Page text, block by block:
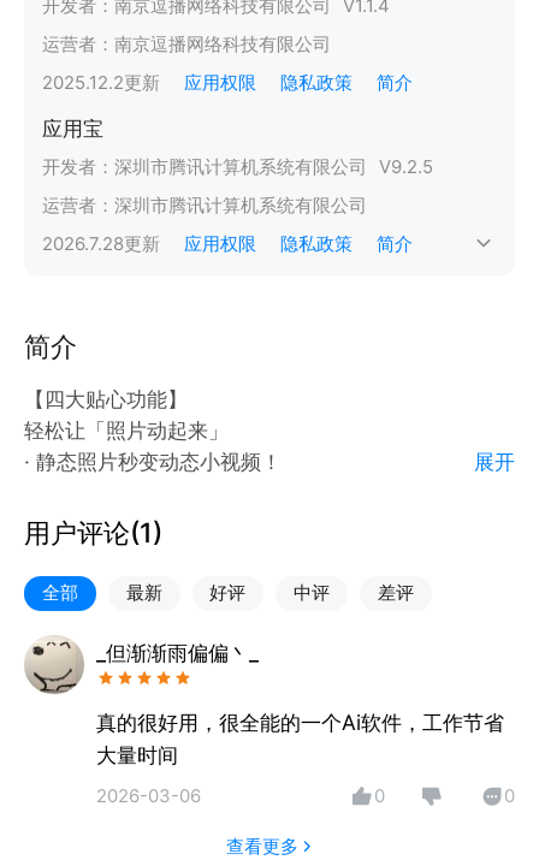
开发者： 南京逗播网络科技有限公司 V1.1.4
运营者： 南京逗播网络科技有限公司
2025.12.2更新 应用权限 隐私政策 简介
应用宝
开发者： 深圳市腾讯计算机系统有限公司 V9.2.5
运营者： 深圳市腾讯计算机系统有限公司
2026.7.28更新 应用权限 隐私政策 简介
简介
【四大贴心功能】
轻松让「照片动起来」
· 静态照片秒变动态小视频！
· 全家福、创意照片超有趣！
海量「问候视频」模版
· 节日祝福、早晚问候等模板大全！
· 自定义文案内容，生成你的专属视频！
· 一键分享给朋友，祝福马上送到！
高级「对口型唱歌」功能
· 上传照片，AI自动生成唱歌视频！
· 提供海量热门经典曲目（定期更新）！
·一键分享社交平台，收获百倍点赞！
展开
用户评论(1)
全部 最新 好评 中评 差评
_但渐渐雨偏偏丶_
真的很好用，很全能的一个Ai软件，工作节省
大量时间
2026-03-06 0 0
查看更多